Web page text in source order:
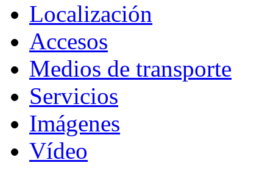
Localización
Accesos
Medios de transporte
Servicios
Imágenes
Vídeo